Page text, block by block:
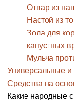
Отвар из
Настой из
Зола для
капустных
Мульча
Универсальные и
Средства на
Какие народные